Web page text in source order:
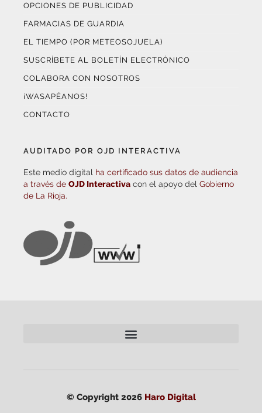
OPCIONES DE PUBLICIDAD
FARMACIAS DE GUARDIA
EL TIEMPO (POR METEOSOJUELA)
SUSCRÍBETE AL BOLETÍN ELECTRÓNICO
COLABORA CON NOSOTROS
¡WASAPÉANOS!
CONTACTO
AUDITADO POR OJD INTERACTIVA
Este medio digital ha certificado sus datos de audiencia
a través de OJD Interactiva con el apoyo del Gobierno
de La Rioja.
© Copyright 2026 Haro Digital